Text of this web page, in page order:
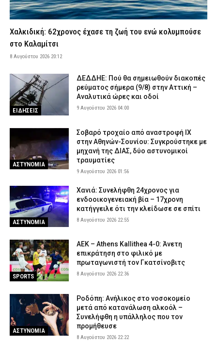
Σοβαρό τροχαίο στη Χαλκιδική: Στο «Παπαγεωργίου»
ΕΙΔΗΣΕΙΣ 8 Αυγούστου 2026 16:14
Φωτιά σε χαμηλή βλάστηση στη Σίνδο Θεσσαλονίκης – Ισχυρή
κινητοποίηση της Πυροσβεστικής
ΕΙΔΗΣΕΙΣ 8 Αυγούστου 2026 16:01
Λευκάδα: Συνελήφθη 58χρονος μετά την καταγγελία της
συντρόφου του για ενδοοικογενειακή βία
ΑΣΤΥΝΟΜΙΑ 8 Αυγούστου 2026 15:48
Κέρκυρα: Απαγορεύτηκε ο απόπλους πλοίου με 26 επιβάτες
λόγω μηχανικής βλάβης
ΕΙΔΗΣΕΙΣ 8 Αυγούστου 2026 15:32
Λυκαβηττός: Σε 57χρονη που αγνοούνταν ανήκει η σορός – Από
ΑΣΤΥΝΟΜΙΑ 8 Αυγούστου 2026 15:17
Συνελήφθησαν τρία άτομα για διακίνηση ναρκωτικών στην
Αττική και την Πανεπιστημιούπολη Ζωγράφου – Θα έβγαζαν
πάνω από 90.000 ευρώ (βίντεο)
Δολοφονία 38χρονης στην Κυψέλη: «Δεν μπορούμε να
πιστέψουμε ότι το έκανε» λέει το ζευγάρι που είχε φιλοξενήσει
τον 26χρονο Αφγανό
8 Αυγούστου 2026 14:51
Χαλκιδική: 62χρονος έχασε τη ζωή του ενώ κολυμπούσε
στο Καλαμίτσι
8 Αυγούστου 2026 20:12
ΕΙΔΗΣΕΙΣ
ΔΕΔΔΗΕ: Πού θα σημειωθούν διακοπές
ρεύματος σήμερα (9/8) στην Αττική –
Αναλυτικά ώρες και οδοί
9 Αυγούστου 2026 04:00
ΑΣΤΥΝΟΜΙΑ
Σοβαρό τροχαίο από αναστροφή ΙΧ
στην Αθηνών-Σουνίου: Συγκρούστηκε με
μηχανή της ΔΙΑΣ, δύο αστυνομικοί
τραυματίες
9 Αυγούστου 2026 01:56
ΑΣΤΥΝΟΜΙΑ
Χανιά: Συνελήφθη 24χρονος για
ενδοοικογενειακή βία – 17χρονη
κατήγγειλε ότι την κλείδωσε σε σπίτι
8 Αυγούστου 2026 22:55
SPORTS
ΑΕΚ – Athens Kallithea 4-0: Άνετη
επικράτηση στο φιλικό με
πρωταγωνιστή τον Γκατσίνοβιτς
8 Αυγούστου 2026 22:36
ΑΣΤΥΝΟΜΙΑ
Ροδόπη: Ανήλικος στο νοσοκομείο
μετά από κατανάλωση αλκοόλ –
Συνελήφθη η υπάλληλος που τον
προμήθευσε
8 Αυγούστου 2026 22:22